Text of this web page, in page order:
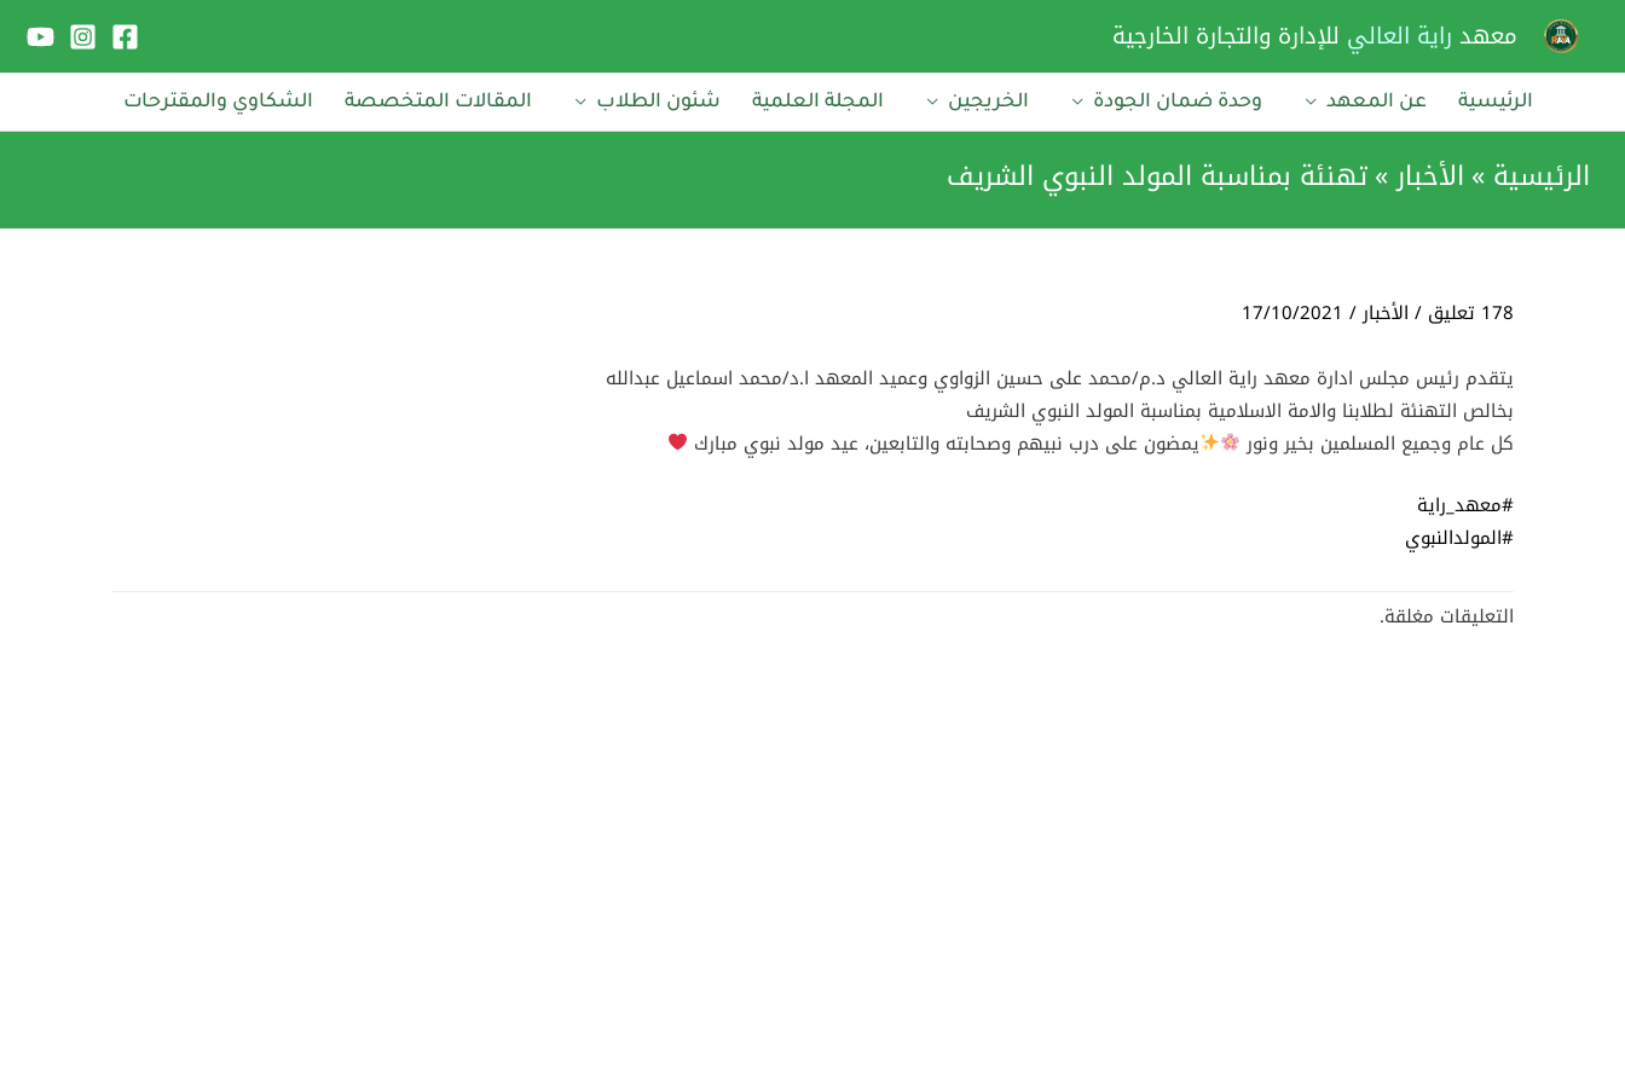
المحتوى
معهد راية العالي للإدارة والتجارة الخارجية
الرئيسية عن المعهد وحدة ضمان الجودة الخريجين المجلة العلمية شئون الطلاب المقالات المتخصصة الشكاوي والمقترحات
الرئيسية الأخبار تهنئة بمناسبة المولد النبوي الشريف
178 تعليق / الأخبار/
17/10/2021
يتقدم رئيس مجلس ادارة معهد راية العالي د.م/محمد على حسين الزواوي وعميد المعهد ا.د/محمد اسماعيل عبدالله
بخالص التهنئة لطلابنا والامة الاسلامية بمناسبة المولد النبوي الشريف
كل عام وجميع المسلمين بخير ونور
يمضون على درب نبيهم وصحابته والتابعين، عيد مولد نبوي مبارك
#معهد_راية
#المولدالنبوي
التعليقات مغلقة.